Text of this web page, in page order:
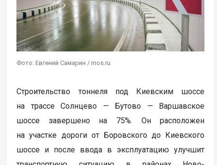
Фото: Евгений Самарин / mos.ru
Строительство тоннеля под Киевским шоссе
на трассе Солнцево — Бутово — Варшавское
шоссе завершено на 75%. Он расположен
на участке дороги от Боровского до Киевского
шоссе и после ввода в эксплуатацию улучшит